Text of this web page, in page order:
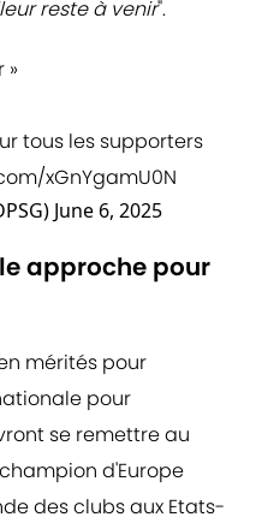
reste à venir".
»
tous les supporters
xGnYgamU0N
June 6, 2025
approche pour
mérités pour
pour
se remettre au
d'Europe
des clubs aux Etats-